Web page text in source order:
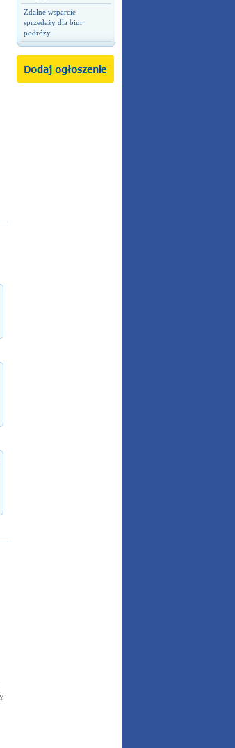
Zdalne wsparcie
sprzedaży dla biur
podróży